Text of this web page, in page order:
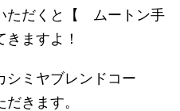
ただくと【 ムートン手
ますよ！
ミヤブレンドコー
きます。